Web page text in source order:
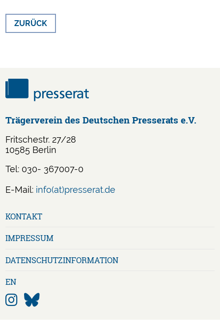
ZURÜCK
Trägerverein des Deutschen Presserats e.V.
Fritschestr. 27/28
10585 Berlin
Tel: 030- 367007-0
E-Mail: info(at)presserat.de
überspringen
KONTAKT
IMPRESSUM
DATENSCHUTZ­INFORMATION
EN